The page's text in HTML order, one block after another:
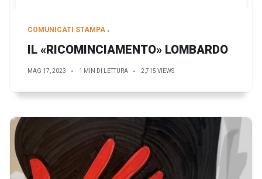
COMUNICATI STAMPA
IL «RICOMINCIAMENTO» LOMBARDO
MAG 17, 2023 1 MIN DI LETTURA 2,715 VIEWS